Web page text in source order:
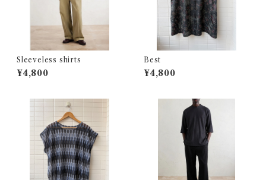
Sleeveless shirts
¥4,800
Best
¥4,800